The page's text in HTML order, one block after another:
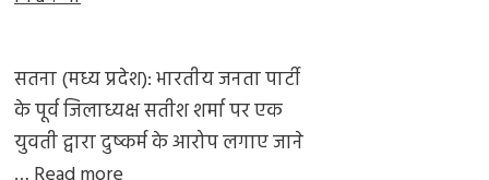
सतना (मध्य प्रदेश): भारतीय जनता पार्टी
के पूर्व जिलाध्यक्ष सतीश शर्मा पर एक
युवती द्वारा दुष्कर्म के आरोप लगाए जाने